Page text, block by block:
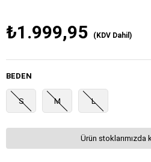
₺1.999,95 (KDV Dahil)
BEDEN
S M L
Ürün stoklarımızda